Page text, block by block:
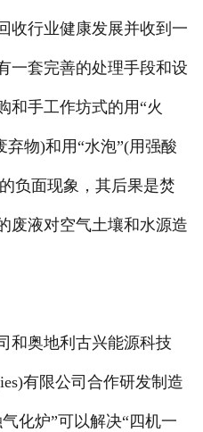
收行业健康发展并收到一
一套完善的处理手段和设
和手工作坊式的用“火
物)和用“水泡”(用强酸
负面现象，其后果是焚
废液对空气土壤和水源造
奥地利古兴能源科技
有限公司合作研发制造
化炉”可以解决“四机一